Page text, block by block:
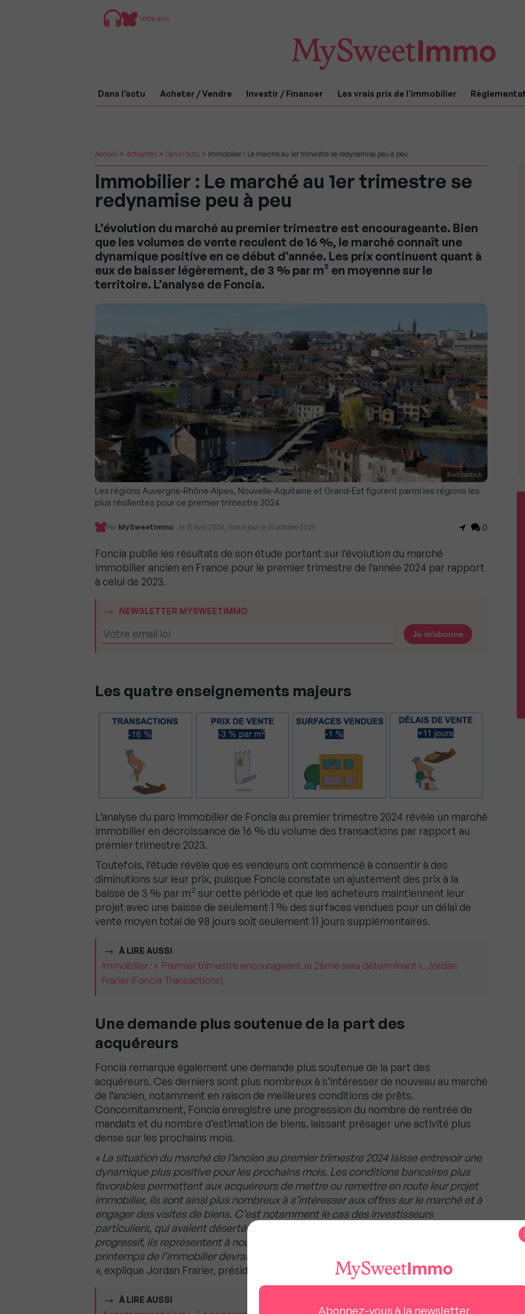
Votre avis
Dans l’actu Acheter / Vendre Investir / Financer Les vrais prix de l’immobilier
Accueil > Actualités > Dans l'actu > Immobilier : Le marché au 1er trimestre se redynamise peu à peu
Immobilier : Le marché au 1er trimestre se
redynamise peu à peu
L’évolution du marché au premier trimestre est encourageante. Bien
que les volumes de vente reculent de 16 %, le marché connaît une
dynamique positive en ce début d’année. Les prix continuent quant à
eux de baisser légèrement, de 3 % par m² en moyenne sur le
territoire. L’analyse de Foncia.
© adobestock
Les régions Auvergne-Rhône-Alpes, Nouvelle-Aquitaine et Grand-Est figurent parmi les régions les
plus résilientes pour ce premier trimestre 2024
Par MySweetImmo , le 15 avril 2024, mis à jour le 16 octobre 2025 0
Foncia publie les résultats de son étude portant sur l’évolution du marché
immobilier ancien en France pour le premier trimestre de l’année 2024 par rapport
à celui de 2023.
NEWSLETTER MYSWEETIMMO
Les quatre enseignements majeurs
L’analyse du parc immobilier de Foncia au premier trimestre 2024 révèle un marché
immobilier en décroissance de 16 % du volume des transactions par rapport au
premier trimestre 2023.
Toutefois, l’étude révèle que es vendeurs ont commencé à consentir à des
diminutions sur leur prix, puisque Foncia constate un ajustement des prix à la
baisse de 3 % par m2 sur cette période et que les acheteurs maintiennent leur
projet avec une baisse de seulement 1 % des surfaces vendues pour un délai de
vente moyen total de 98 jours soit seulement 11 jours supplémentaires.
À LIRE AUSSI
Immobilier : « Premier trimestre encourageant, le 2ème sera déterminant », Jordan
Frarier (Foncia Transactions)
Une demande plus soutenue de la part des
acquéreurs
Foncia remarque également une demande plus soutenue de la part des
acquéreurs. Ces derniers sont plus nombreux à s’intéresser de nouveau au marché
de l’ancien, notamment en raison de meilleures conditions de prêts.
Concomitamment, Foncia enregistre une progression du nombre de rentrée de
mandats et du nombre d’estimation de biens, laissant présager une activité plus
dense sur les prochains mois.
« La situation du marché de l’ancien au premier trimestre 2024 laisse entrevoir une
dynamique plus positive pour les prochains mois. Les conditions bancaires plus
favorables permettent aux acquéreurs de mettre ou remettre en route leur projet
immobilier, ils sont ainsi plus nombreux à s’intéresser aux offres sur le marché et à
engager des visites de biens. C’est notamment le cas des investisseurs
particuliers, qui avaient déserté le marché en 2023 et dont on remarque un retour
progressif, ils représentent à nouveau un acquéreur sur quatre chez Foncia. Le
printemps de l’immobilier devrait donc retrouver des couleurs au second trimestre.
», explique Jordan Frarier, président de Foncia Transaction.
À LIRE AUSSI
Abonnez-vous à la newsletter